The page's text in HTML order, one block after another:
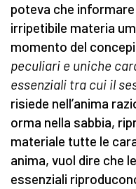
poteva che
irripetibile materia
momento del
peculiari e uniche
essenziali tra cui il
risiede nell’anima
orma nella sabbia,
materiale tutte le
anima, vuol dire che
essenziali